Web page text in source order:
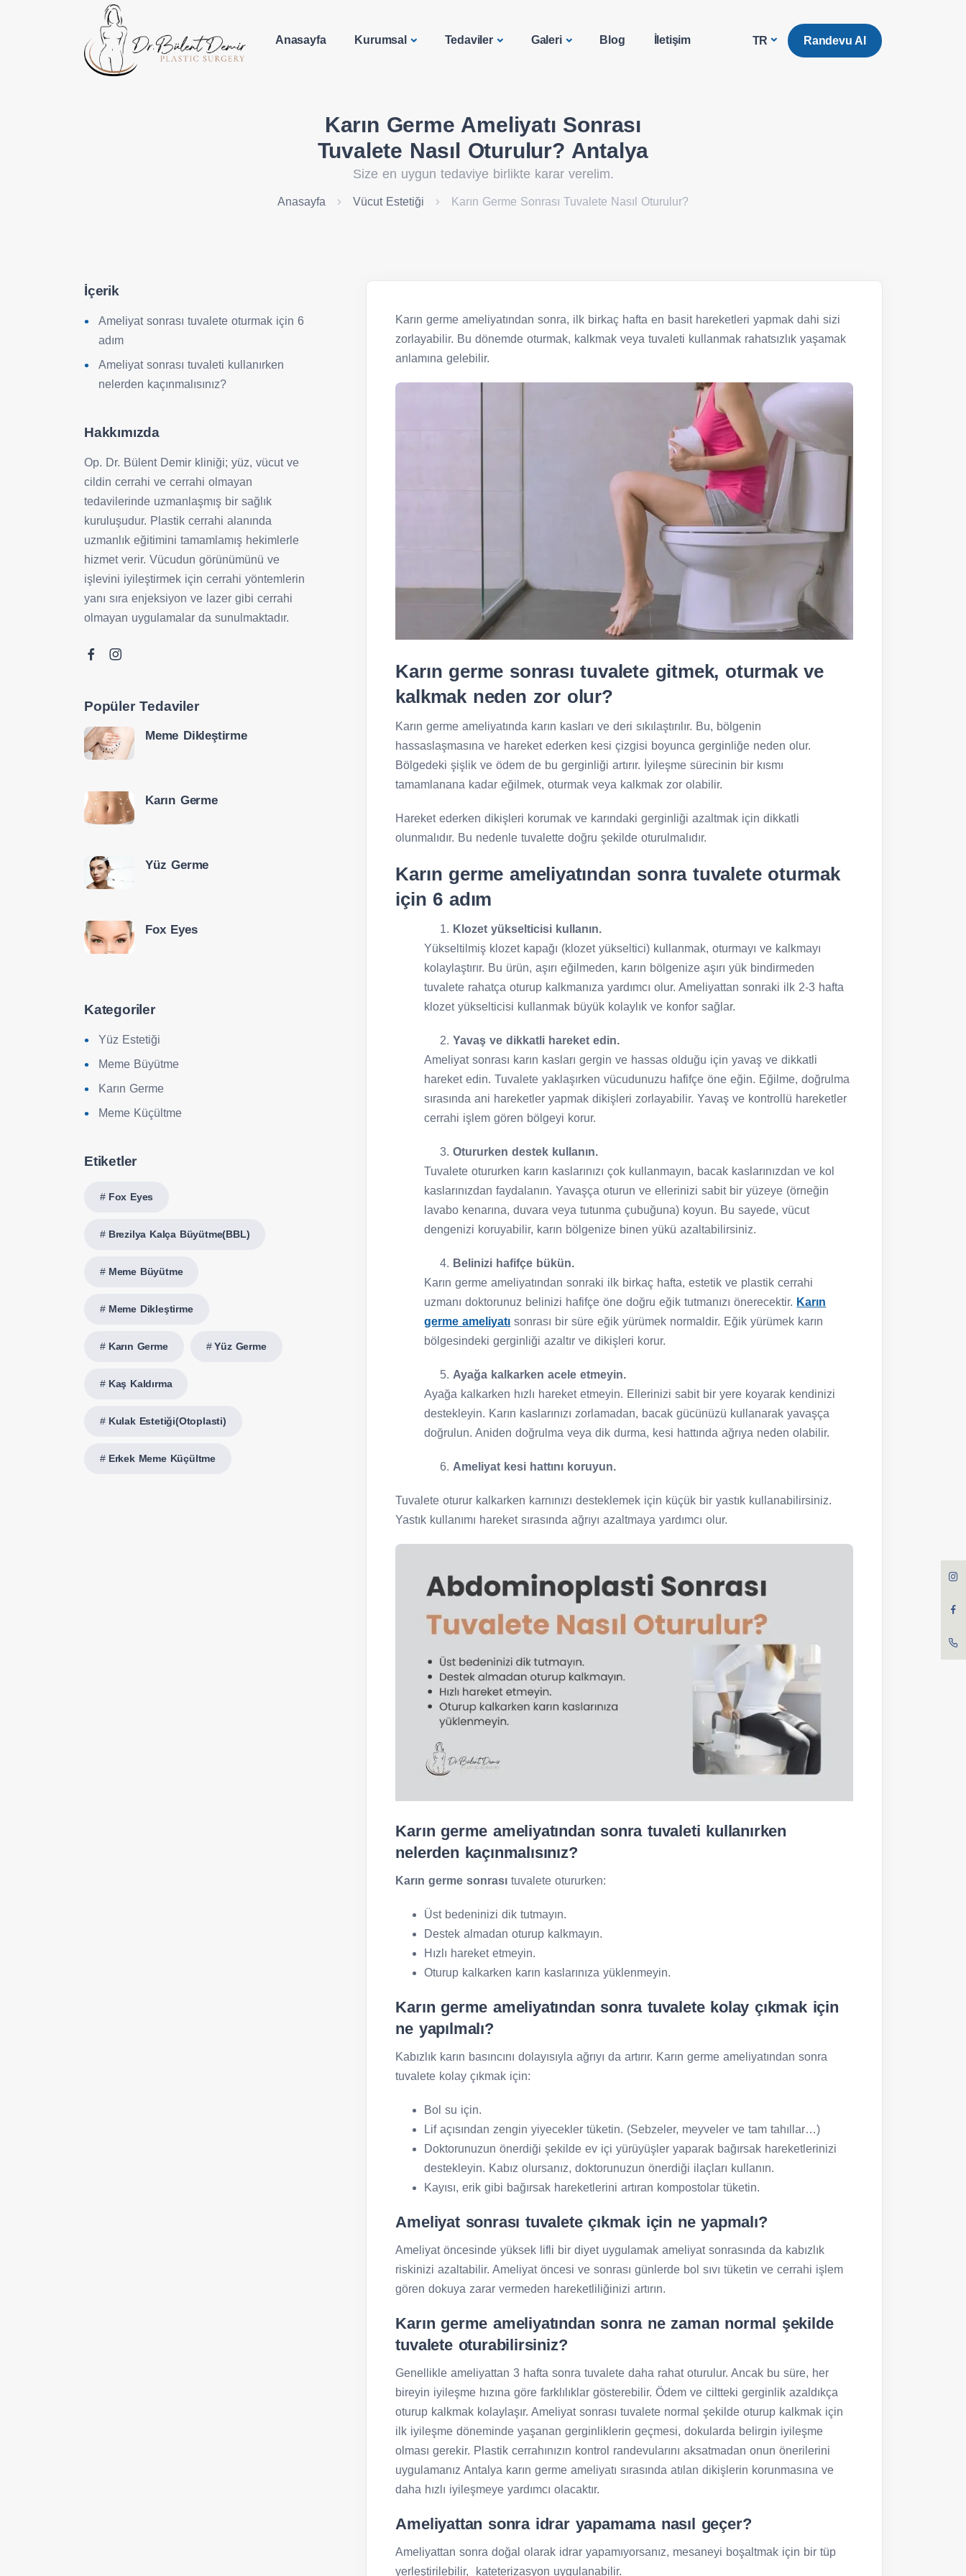
Anasayfa Kurumsal Tedaviler Galeri Blog İletişim TR Randevu Al
Karın Germe Ameliyatı Sonrası
Tuvalete Nasıl Oturulur? Antalya
Size en uygun tedaviye birlikte karar verelim.
Anasayfa Vücut Estetiği Karın Germe Sonrası Tuvalete Nasıl Oturulur?
Karın germe ameliyatından sonra, ilk birkaç hafta en basit hareketleri yapmak dahi sizi
zorlayabilir. Bu dönemde oturmak, kalkmak veya tuvaleti kullanmak rahatsızlık yaşamak
anlamına gelebilir.
Karın germe sonrası tuvalete gitmek, oturmak ve
kalkmak neden zor olur?
Karın germe ameliyatında karın kasları ve deri sıkılaştırılır. Bu, bölgenin
hassaslaşmasına ve hareket ederken kesi çizgisi boyunca gerginliğe neden olur.
Bölgedeki şişlik ve ödem de bu gerginliği artırır. İyileşme sürecinin bir kısmı
tamamlanana kadar eğilmek, oturmak veya kalkmak zor olabilir.
Hareket ederken dikişleri korumak ve karındaki gerginliği azaltmak için dikkatli
olunmalıdır. Bu nedenle tuvalette doğru şekilde oturulmalıdır.
Karın germe ameliyatından sonra tuvalete oturmak
için 6 adım
Klozet yükselticisi kullanın.
Yükseltilmiş klozet kapağı (klozet yükseltici) kullanmak, oturmayı ve kalkmayı
kolaylaştırır. Bu ürün, aşırı eğilmeden, karın bölgenize aşırı yük bindirmeden
tuvalete rahatça oturup kalkmanıza yardımcı olur. Ameliyattan sonraki ilk 2-3 hafta
klozet yükselticisi kullanmak büyük kolaylık ve konfor sağlar.
Yavaş ve dikkatli hareket edin.
Ameliyat sonrası karın kasları gergin ve hassas olduğu için yavaş ve dikkatli
hareket edin. Tuvalete yaklaşırken vücudunuzu hafifçe öne eğin. Eğilme, doğrulma
sırasında ani hareketler yapmak dikişleri zorlayabilir. Yavaş ve kontrollü hareketler
cerrahi işlem gören bölgeyi korur.
Otururken destek kullanın.
Tuvalete otururken karın kaslarınızı çok kullanmayın, bacak kaslarınızdan ve kol
kaslarınızdan faydalanın. Yavaşça oturun ve ellerinizi sabit bir yüzeye (örneğin
lavabo kenarına, duvara veya tutunma çubuğuna) koyun. Bu sayede, vücut
dengenizi koruyabilir, karın bölgenize binen yükü azaltabilirsiniz.
Belinizi hafifçe bükün.
Karın germe ameliyatından sonraki ilk birkaç hafta, estetik ve plastik cerrahi
uzmanı doktorunuz belinizi hafifçe öne doğru eğik tutmanızı önerecektir. Karın
germe ameliyatı sonrası bir süre eğik yürümek normaldir. Eğik yürümek karın
bölgesindeki gerginliği azaltır ve dikişleri korur.
Ayağa kalkarken acele etmeyin.
Ayağa kalkarken hızlı hareket etmeyin. Ellerinizi sabit bir yere koyarak kendinizi
destekleyin. Karın kaslarınızı zorlamadan, bacak gücünüzü kullanarak yavaşça
doğrulun. Aniden doğrulma veya dik durma, kesi hattında ağrıya neden olabilir.
Ameliyat kesi hattını koruyun.
Tuvalete oturur kalkarken karnınızı desteklemek için küçük bir yastık kullanabilirsiniz.
Yastık kullanımı hareket sırasında ağrıyı azaltmaya yardımcı olur.
Karın germe ameliyatından sonra tuvaleti kullanırken
nelerden kaçınmalısınız?
Karın germe sonrası tuvalete otururken:
Üst bedeninizi dik tutmayın.
Destek almadan oturup kalkmayın.
Hızlı hareket etmeyin.
Oturup kalkarken karın kaslarınıza yüklenmeyin.
Karın germe ameliyatından sonra tuvalete kolay çıkmak için
ne yapılmalı?
Kabızlık karın basıncını dolayısıyla ağrıyı da artırır. Karın germe ameliyatından sonra
tuvalete kolay çıkmak için:
Bol su için.
Lif açısından zengin yiyecekler tüketin. (Sebzeler, meyveler ve tam tahıllar…)
Doktorunuzun önerdiği şekilde ev içi yürüyüşler yaparak bağırsak hareketlerinizi
destekleyin. Kabız olursanız, doktorunuzun önerdiği ilaçları kullanın.
Kayısı, erik gibi bağırsak hareketlerini artıran kompostolar tüketin.
Ameliyat sonrası tuvalete çıkmak için ne yapmalı?
Ameliyat öncesinde yüksek lifli bir diyet uygulamak ameliyat sonrasında da kabızlık
riskinizi azaltabilir. Ameliyat öncesi ve sonrası günlerde bol sıvı tüketin ve cerrahi işlem
gören dokuya zarar vermeden hareketliliğinizi artırın.
Karın germe ameliyatından sonra ne zaman normal şekilde
tuvalete oturabilirsiniz?
Genellikle ameliyattan 3 hafta sonra tuvalete daha rahat oturulur. Ancak bu süre, her
bireyin iyileşme hızına göre farklılıklar gösterebilir. Ödem ve ciltteki gerginlik azaldıkça
oturup kalkmak kolaylaşır. Ameliyat sonrası tuvalete normal şekilde oturup kalkmak için
ilk iyileşme döneminde yaşanan gerginliklerin geçmesi, dokularda belirgin iyileşme
olması gerekir. Plastik cerrahınızın kontrol randevularını aksatmadan onun önerilerini
uygulamanız Antalya karın germe ameliyatı sırasında atılan dikişlerin korunmasına ve
daha hızlı iyileşmeye yardımcı olacaktır.
Ameliyattan sonra idrar yapamama nasıl geçer?
Ameliyattan sonra doğal olarak idrar yapamıyorsanız, mesaneyi boşaltmak için bir tüp
yerleştirilebilir, kateterizasyon uygulanabilir.
İçerik
Ameliyat sonrası tuvalete oturmak için 6
adım
Ameliyat sonrası tuvaleti kullanırken
nelerden kaçınmalısınız?
Hakkımızda
Op. Dr. Bülent Demir kliniği; yüz, vücut ve
cildin cerrahi ve cerrahi olmayan
tedavilerinde uzmanlaşmış bir sağlık
kuruluşudur. Plastik cerrahi alanında
uzmanlık eğitimini tamamlamış hekimlerle
hizmet verir. Vücudun görünümünü ve
işlevini iyileştirmek için cerrahi yöntemlerin
yanı sıra enjeksiyon ve lazer gibi cerrahi
olmayan uygulamalar da sunulmaktadır.
Popüler Tedaviler
Meme Dikleştirme
Karın Germe
Yüz Germe
Fox Eyes
Kategoriler
Yüz Estetiği
Meme Büyütme
Karın Germe
Meme Küçültme
Etiketler
Fox Eyes
Brezilya Kalça Büyütme(BBL)
Meme Büyütme
Meme Dikleştirme
Karın Germe Yüz Germe
Kaş Kaldırma
Kulak Estetiği(Otoplasti)
Erkek Meme Küçültme